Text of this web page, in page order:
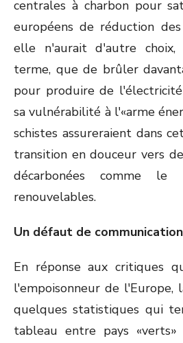
centrales à charbon pour
européens de réduction des
elle n'aurait d'autre
terme, que de brûler
pour produire de
sa vulnérabilité à l'«arme
schistes assureraient dans
transition en douceur vers
décarbonées comme
renouvelables.
Un défaut de
En réponse aux critiques
l'empoisonneur de l'Europe,
quelques statistiques qui
tableau entre pays